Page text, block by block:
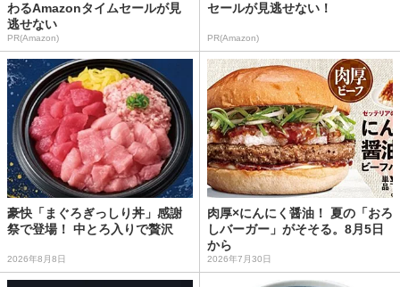
わるAmazonタイムセールが見
逃せない
PR(Amazon)
セールが見逃せない！
PR(Amazon)
豪快「まぐろぎっしり丼」感謝
祭で登場！ 中とろ入りで贅沢
2026年8月8日
肉厚×にんにく醤油！ 夏の「おろ
しバーガー」がそそる。8月5日
から
2026年7月30日